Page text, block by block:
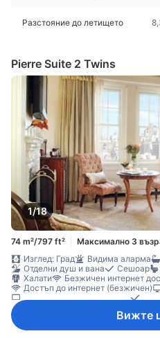
Разстояние до летището
Pierre Suite 2 Twins
1/18
74 m²/797 ft² Максимално 3
Изглед: Град
Видима аларма
Отделни душ и вана
Сешоар
Халати
Безжичен интернет
Достъп до интернет (безжичен)
Телевизор с плосък екран
Хладилник
Вижте